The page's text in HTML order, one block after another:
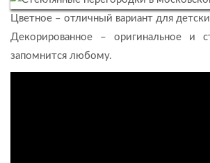
Цветное – отличный вариант для
Декорированное – оригинальное и
запомнится любому.